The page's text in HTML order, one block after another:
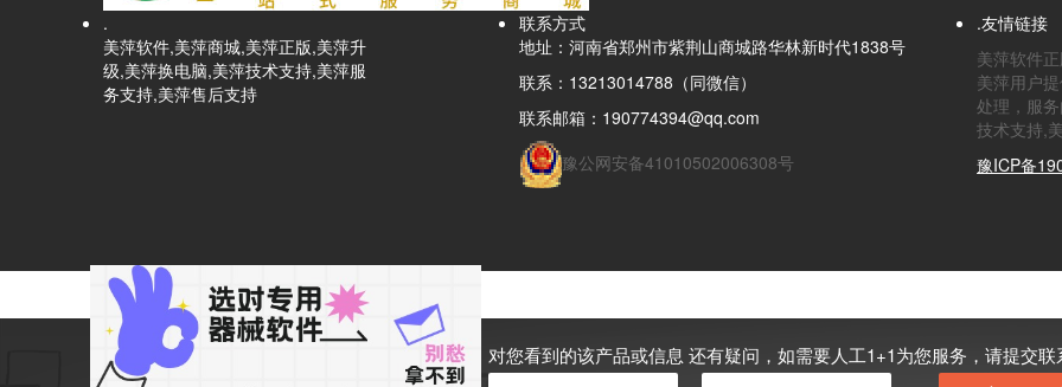
.
美萍软件,美萍商城,美萍正版,美萍升
级,美萍换电脑,美萍技术支持,美萍服
务支持,美萍售后支持
联系方式
地址：河南省郑州市紫荆山商城路华林新时代1838号
联系：13213014788（同微信）
联系邮箱：190774394@qq.com
豫公网安备41010502006308号
.友情链接
美萍软件
美萍用户
处理，服
技术支持,
豫ICP备
对您看到的该产品或信息 还有疑问，如需要人工1+1为您服务，请提交联